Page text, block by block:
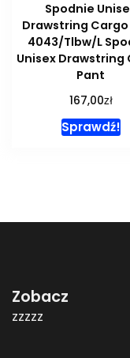
Spodnie
Drawstring
4043/Tlbw/L
Unisex Drawstring
Pant
167,00zł
Sprawdź!
Zobacz
zzzzz